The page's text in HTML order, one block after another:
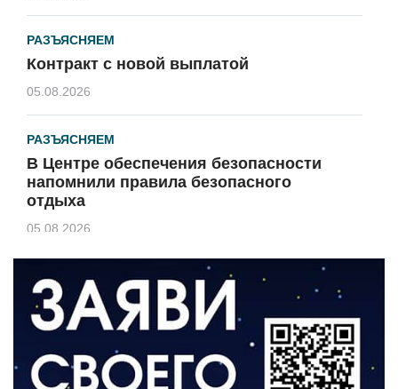
РАЗЪЯСНЯЕМ
Контракт с новой выплатой
05.08.2026
РАЗЪЯСНЯЕМ
В Центре обеспечения безопасности
напомнили правила безопасного
отдыха
05.08.2026
КУЛЬТУРА
Афиша Зеленоградска
04.08.2026
РАЗЪЯСНЯЕМ